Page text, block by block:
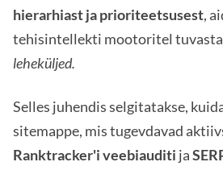
hierarhiast ja prioriteetsusest,
tehisintellekti mootoritel
leheküljed.
Selles juhendis selgitatakse,
sitemappe, mis tugevdavad
Ranktracker'i veebiauditi ja